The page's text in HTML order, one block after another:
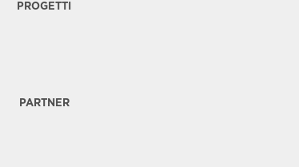
PROGETTI
PARTNER